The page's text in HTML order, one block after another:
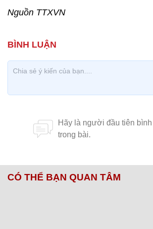
Nguồn TTXVN
CÓ THỂ BẠN QUAN TÂM